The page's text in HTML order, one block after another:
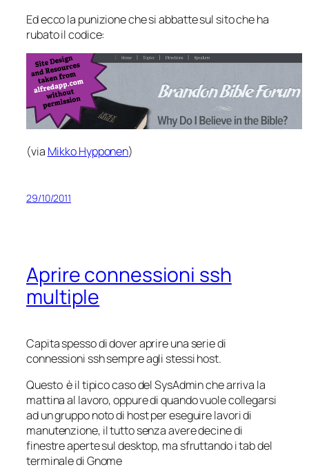
Ed ecco la punizione che si abbatte sul sito che ha
rubato il codice:
(via Mikko Hypponen)
29/10/2011
Aprire connessioni ssh
multiple
Capita spesso di dover aprire una serie di
connessioni ssh sempre agli stessi host.
Questo è il tipico caso del SysAdmin che arriva la
mattina al lavoro, oppure di quando vuole collegarsi
ad un gruppo noto di host per eseguire lavori di
manutenzione, il tutto senza avere decine di
finestre aperte sul desktop, ma sfruttando i tab del
terminale di Gnome